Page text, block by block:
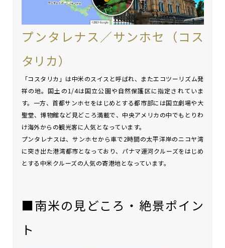
プンタレナス／サンホセ（コス
タリカ）
「コスタリカ」は中米のスイスと呼ばれ、またエコツーリズム発
祥の地。国土の1/4は国立公園や自然保護区に指定されていま
す。一方、首都サンホセをはじめとする都市部には国立劇場や大
聖堂、博物館など見どころ満載で、中央アメリカの中でもとりわ
け海外からの観光客に人気となっています。
プンタレナスは、サンホセから車で2時間の太平洋岸のニコヤ湾
に突き出た港湾都市となっており、パナマ運河クルーズをはじめ
とする中米クルーズの人気の寄港地となっています。
■南米の見どころ・絶景ポイン
ト